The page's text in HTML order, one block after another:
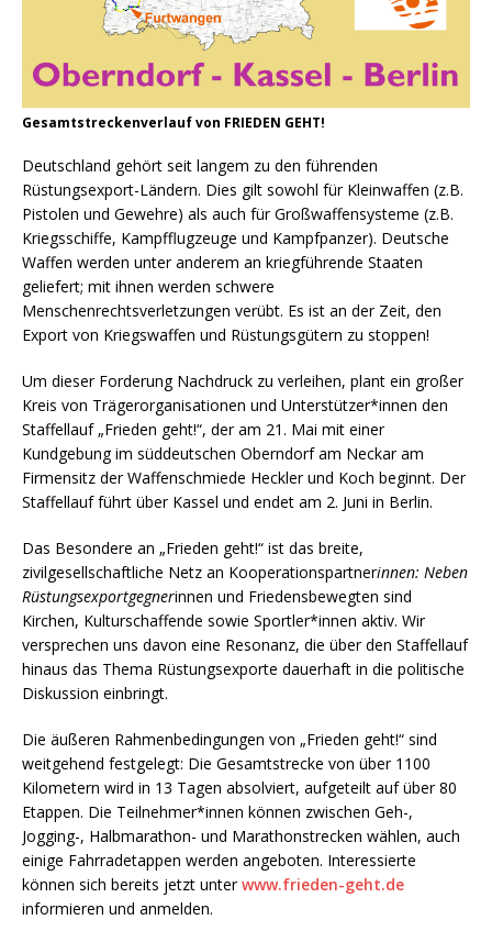
Gesamtstreckenverlauf von FRIEDEN GEHT!
Deutschland gehört seit langem zu den führenden
Rüstungsexport-Ländern. Dies gilt sowohl für Kleinwaffen (z.B.
Pistolen und Gewehre) als auch für Großwaffensysteme (z.B.
Kriegsschiffe, Kampfflugzeuge und Kampfpanzer). Deutsche
Waffen werden unter anderem an kriegführende Staaten
geliefert; mit ihnen werden schwere
Menschenrechtsverletzungen verübt. Es ist an der Zeit, den
Export von Kriegswaffen und Rüstungsgütern zu stoppen!
Um dieser Forderung Nachdruck zu verleihen, plant ein großer
Kreis von Trägerorganisationen und Unterstützer*innen den
Staffellauf „Frieden geht!“, der am 21. Mai mit einer
Kundgebung im süddeutschen Oberndorf am Neckar am
Firmensitz der Waffenschmiede Heckler und Koch beginnt. Der
Staffellauf führt über Kassel und endet am 2. Juni in Berlin.
Das Besondere an „Frieden geht!“ ist das breite,
zivilgesellschaftliche Netz an Kooperationspartnerinnen: Neben
Rüstungsexportgegnerinnen und Friedensbewegten sind
Kirchen, Kulturschaffende sowie Sportler*innen aktiv. Wir
versprechen uns davon eine Resonanz, die über den Staffellauf
hinaus das Thema Rüstungsexporte dauerhaft in die politische
Diskussion einbringt.
Die äußeren Rahmenbedingungen von „Frieden geht!“ sind
weitgehend festgelegt: Die Gesamtstrecke von über 1100
Kilometern wird in 13 Tagen absolviert, aufgeteilt auf über 80
Etappen. Die Teilnehmer*innen können zwischen Geh-,
Jogging-, Halbmarathon- und Marathonstrecken wählen, auch
einige Fahrradetappen werden angeboten. Interessierte
können sich bereits jetzt unterwww.frieden-geht.de
informieren und anmelden.